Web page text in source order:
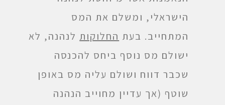
הישראלי, ומשלם את המס
המתחייב. בעת החלוקות לנהנה, לא
ישולם מס נוסף ביחס להכנסה
שכבר דווח ושולם עליה מס באופן
שוטף (אך עדיין מחוייב הנהנה